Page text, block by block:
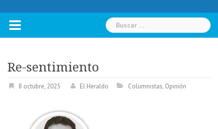
Buscar:
Re-sentimiento
8 octubre, 2025 El Heraldo Columnistas, Opinión